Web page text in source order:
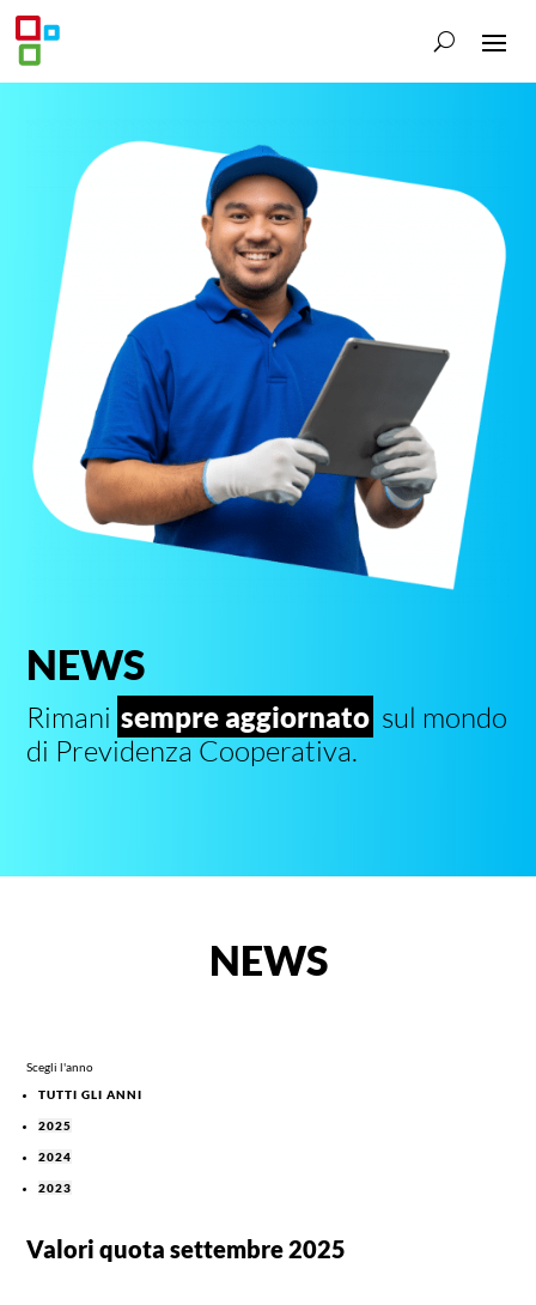
NEWS
Rimani sempre aggiornato sul mondo
di Previdenza Cooperativa.
NEWS
Scegli l'anno
TUTTI GLI ANNI
2025
2024
2023
Valori quota settembre 2025